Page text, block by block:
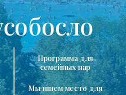
Программа для
семейных пар
Мы ищем место для